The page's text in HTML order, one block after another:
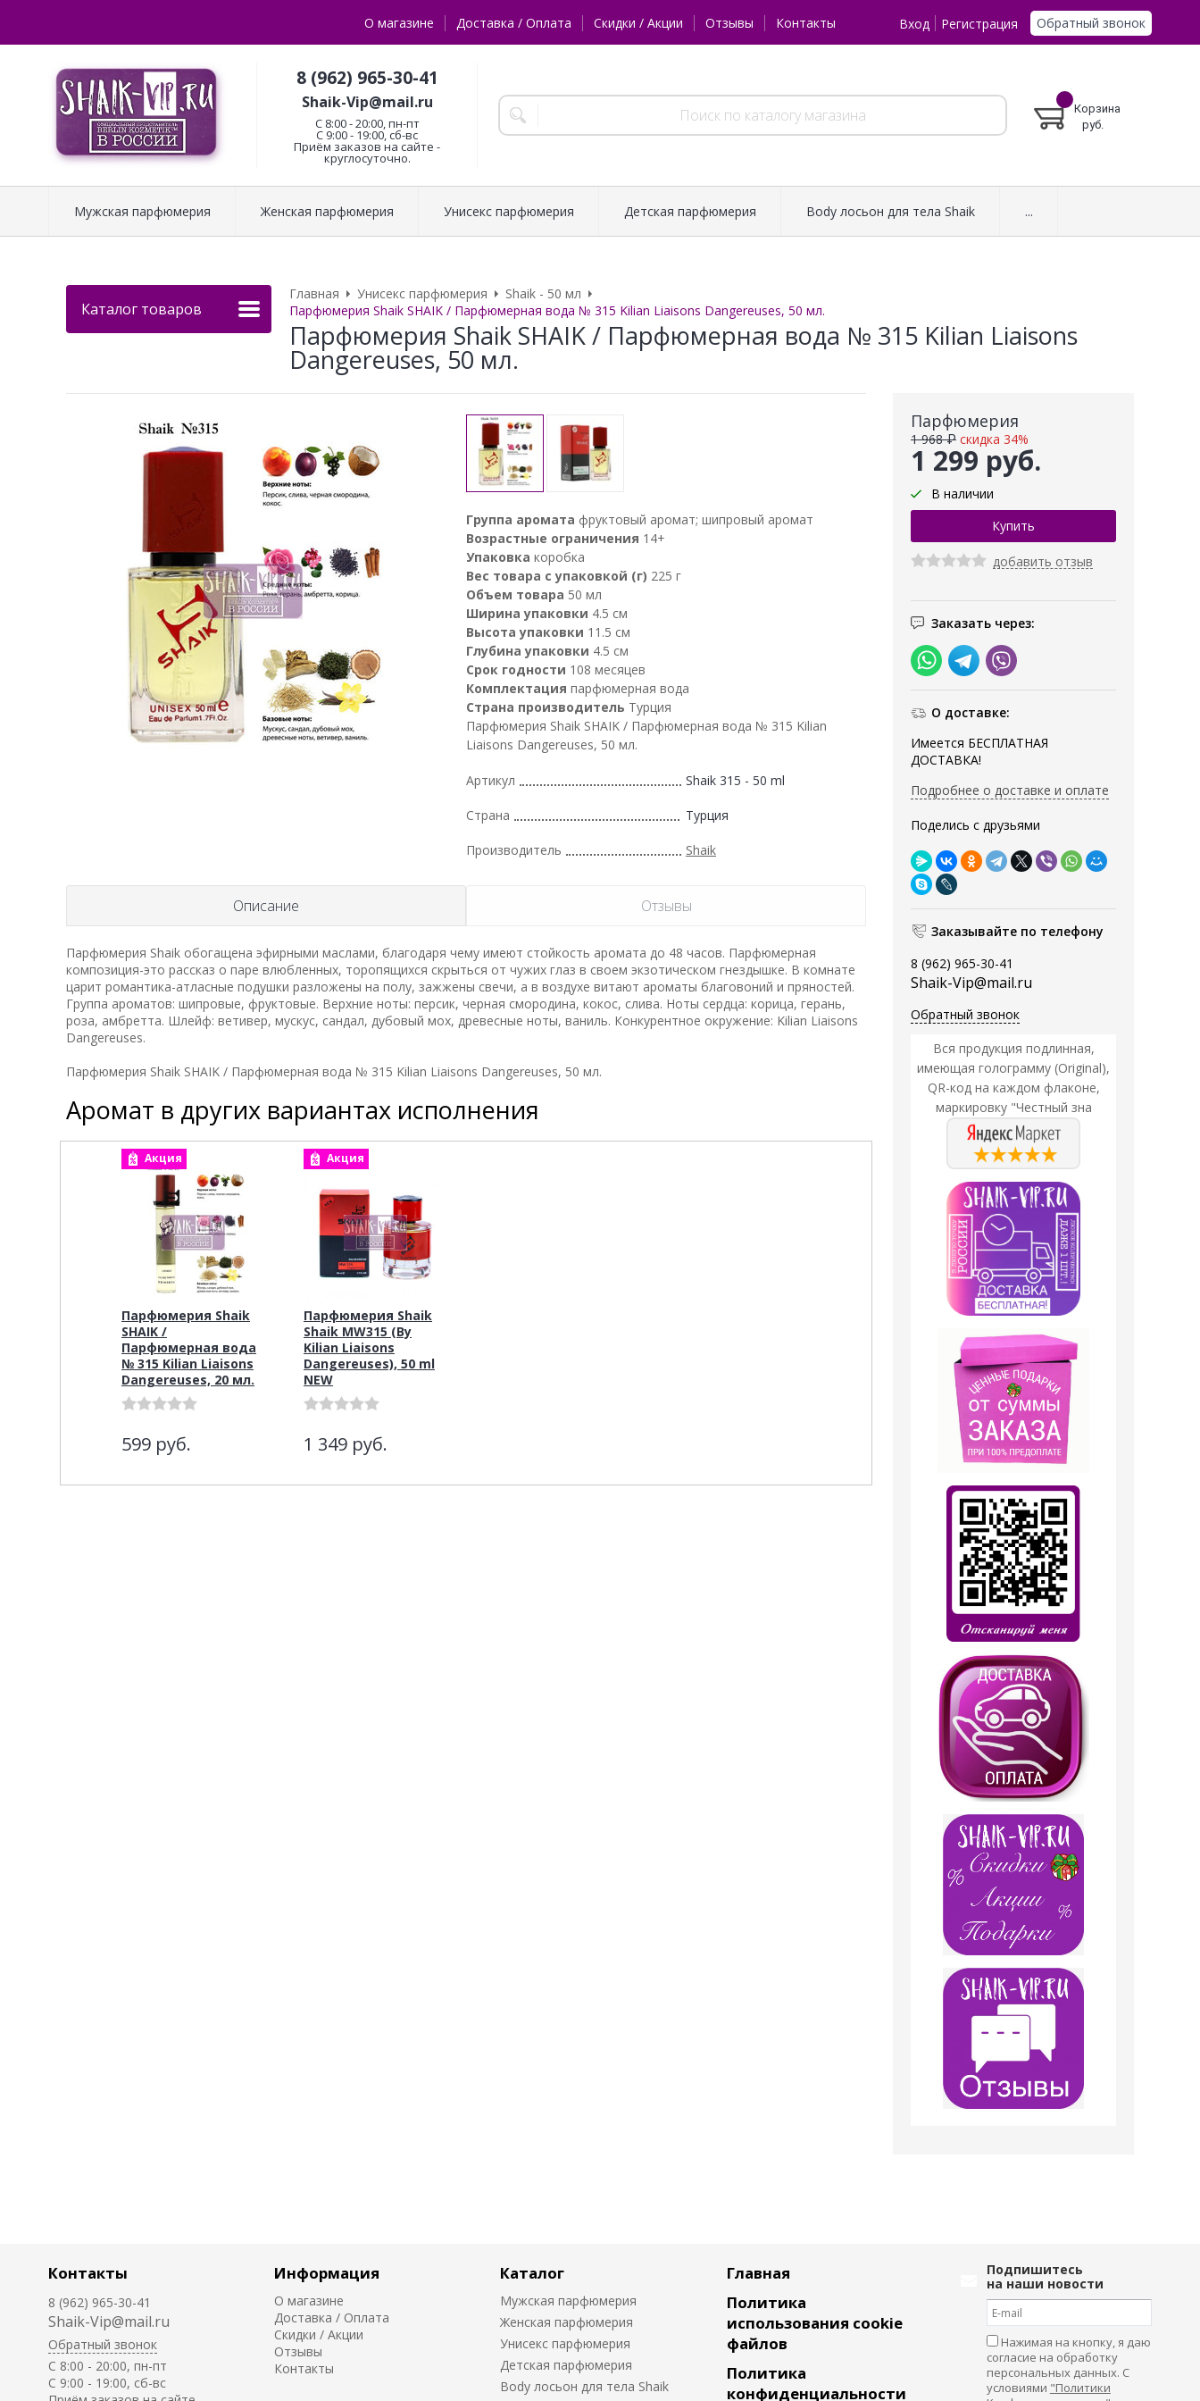
О магазине Доставка / Оплата Скидки / Акции Отзывы Контакты Вход Регистрация Обратный звонок
8 (962) 965-30-41
Shaik-Vip@mail.ru
C 8:00 - 20:00, пн-пт
С 9:00 - 19:00, сб-вс
Приём заказов на сайте -
круглосуточно.
Корзина
руб.
Мужская парфюмерия Женская парфюмерия Унисекс парфюмерия Детская парфюмерия Body лосьон для тела Shaik ...
Каталог товаров
Главная Унисекс парфюмерия
Shaik - 50 мл
Парфюмерия Shaik SHAIK / Парфюмерная вода № 315 Kilian Liaisons Dangereuses, 50 мл.
Парфюмерия Shaik SHAIK / Парфюмерная вода № 315 Kilian Liaisons
Dangereuses, 50 мл.
Парфюмерия
1 299 руб.
1 968 ₽ скидка 34%
В наличии
добавить отзыв
Заказать через:
О доставке:
Имеется БЕСПЛАТНАЯ
ДОСТАВКА!
Подробнее о доставке и оплате
Поделись с друзьями
Заказывайте по телефону
8 (962) 965-30-41
Shaik-Vip@mail.ru
Обратный звонок
Вся продукция подлинная,
имеющая голограмму (Original),
QR-код на каждом флаконе,
маркировку "Честный зна
Группа аромата фруктовый аромат; шипровый аромат
Возрастные ограничения 14+
Упаковка коробка
Вес товара с упаковкой (г) 225 г
Объем товара 50 мл
Ширина упаковки 4.5 см
Высота упаковки 11.5 см
Глубина упаковки 4.5 см
Срок годности 108 месяцев
Комплектация парфюмерная вода
Страна производитель Турция
Парфюмерия Shaik SHAIK / Парфюмерная вода № 315 Kilian
Liaisons Dangereuses, 50 мл.
Артикул Shaik 315 - 50 ml
Страна Турция
Производитель Shaik
Описание Отзывы
Парфюмерия Shaik обогащена эфирными маслами, благодаря чему имеют стойкость аромата до 48 часов. Парфюмерная
композиция-это рассказ о паре влюбленных, торопящихся скрыться от чужих глаз в своем экзотическом гнездышке. В комнате
царит романтика-атласные подушки разложены на полу, зажжены свечи, а в воздухе витают ароматы благовоний и пряностей.
Группа ароматов: шипровые, фруктовые. Верхние ноты: персик, черная смородина, кокос, слива. Ноты сердца: корица, герань,
роза, амбретта. Шлейф: ветивер, мускус, сандал, дубовый мох, древесные ноты, ваниль. Конкурентное окружение: Kilian Liaisons
Dangereuses.
Парфюмерия Shaik SHAIK / Парфюмерная вода № 315 Kilian Liaisons Dangereuses, 50 мл.
Аромат в других вариантах исполнения
Акция
Парфюмерия Shaik
SHAIK /
Парфюмерная вода
№ 315 Kilian Liaisons
Dangereuses, 20 мл.
599 руб.
Акция
Парфюмерия Shaik
Shaik MW315 (By
Kilian Liaisons
Dangereuses), 50 ml
NEW
1 349 руб.
Контакты
8 (962) 965-30-41
Shaik-Vip@mail.ru
Обратный звонок
C 8:00 - 20:00, пн-пт
С 9:00 - 19:00, сб-вс
Информация
О магазине
Доставка / Оплата
Скидки / Акции
Отзывы
Контакты
Каталог
Мужская парфюмерия
Женская парфюмерия
Унисекс парфюмерия
Детская парфюмерия
Body лосьон для тела Shaik
Главная
Политика
использования cookie
файлов
Политика
конфиденциальности
Подпишитесь
на наши новости
Нажимая на кнопку, я даю
согласие на обработку
персональных данных. С
условиями "Политики